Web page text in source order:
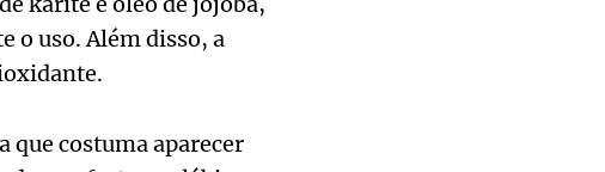
o uso. Além disso, a
costuma aparecer